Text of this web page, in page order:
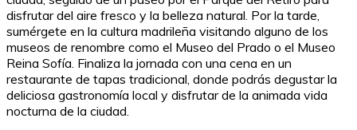
disfrutar del aire fresco y la belleza natural. Por la tarde,
sumérgete en la cultura madrileña visitando alguno de los
museos de renombre como el Museo del Prado o el Museo
Reina Sofía. Finaliza la jornada con una cena en un
restaurante de tapas tradicional, donde podrás degustar la
deliciosa gastronomía local y disfrutar de la animada vida
nocturna de la ciudad.